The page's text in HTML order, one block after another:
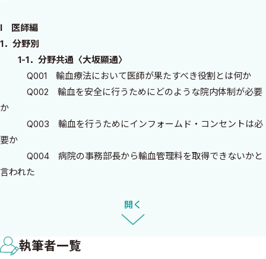
に，AMED研究班において作成した学習支援システムの内容につい
た．幸い，班員の先生方にもご執筆いただくことをご了承いただ
いたことで，本書は共著という形で出版することになりました．
本書の特徴は，輸血療法を実践する上で「こんな時にどうす
る」といった困った時に，本書の設問と解説をもとに問題を解決
していただくQ&A形式の本です．本書は，臨床現場において輸血
療法を実践する医療従事者，特に医師と看護師を対象に企画され
ました．臨床検査技師の方を念頭におかなかった訳ではないので
すが，輸血関連検査の技術的な内容に深く立ち入ることは，本書
のコンセプトが不明瞭になってしまうことを避けたかったからで
はあると思いますが，本という紙媒体ではボリュームを制限せざ
るを得なかったというのが実情です．
I 医師編
1．分野別
1-1．分野共通〈大坂顯通〉
Q001 輸血療法において医師が果たすべき役割とは何か
Q002 輸血を安全に行うためにどのような院内体制が必要
か
Q003 輸血を行うためにインフォームド・コンセントは必
要か
Q004 病院の事務部長から輸血管理料を取得できないかと
言われた
Q006 病院の事務部長から合同輸血療法委員会に出席する
ように言われた
Q007 血液型検査を依頼したら判定保留の結果が返ってき
開く
執筆者一覧